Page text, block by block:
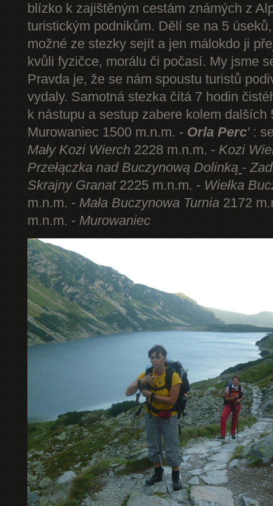
blízko k zajištěným cestám známých z
turistickým podnikům. Dělí se na 5
možné ze stezky sejít a jen málokdo ji
kvůli fyzičce, morálu či počasí. My jsme
Pravda je, že se nám spoustu turistů
vydaly. Samotná stezka čítá 7 hodin
k nástupu a sestup zabere kolem dalších
Murowaniec 1500 m.n.m. - Orla Perc':
Mały Kozi Wierch 2228 m.n.m. - Kozi
Przełączka nad Buczynową Dolinką -
Skrajny Granat2225 m.n.m. - Wiełka
m.n.m. - Mała Buczynowa Turnia 2172
m.n.m. - Murowaniec